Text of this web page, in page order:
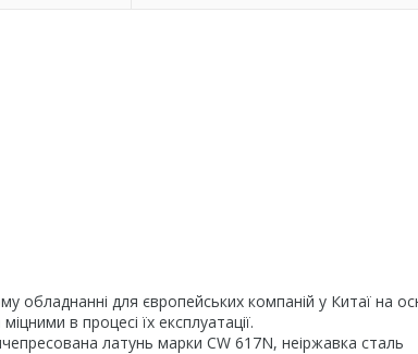
обладнанні для європейських компаній у Китаї на
в процесі їх експлуатації.
латунь марки CW 617N, неіржавка сталь